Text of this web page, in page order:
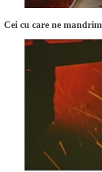
Cei cu care ne mandrim